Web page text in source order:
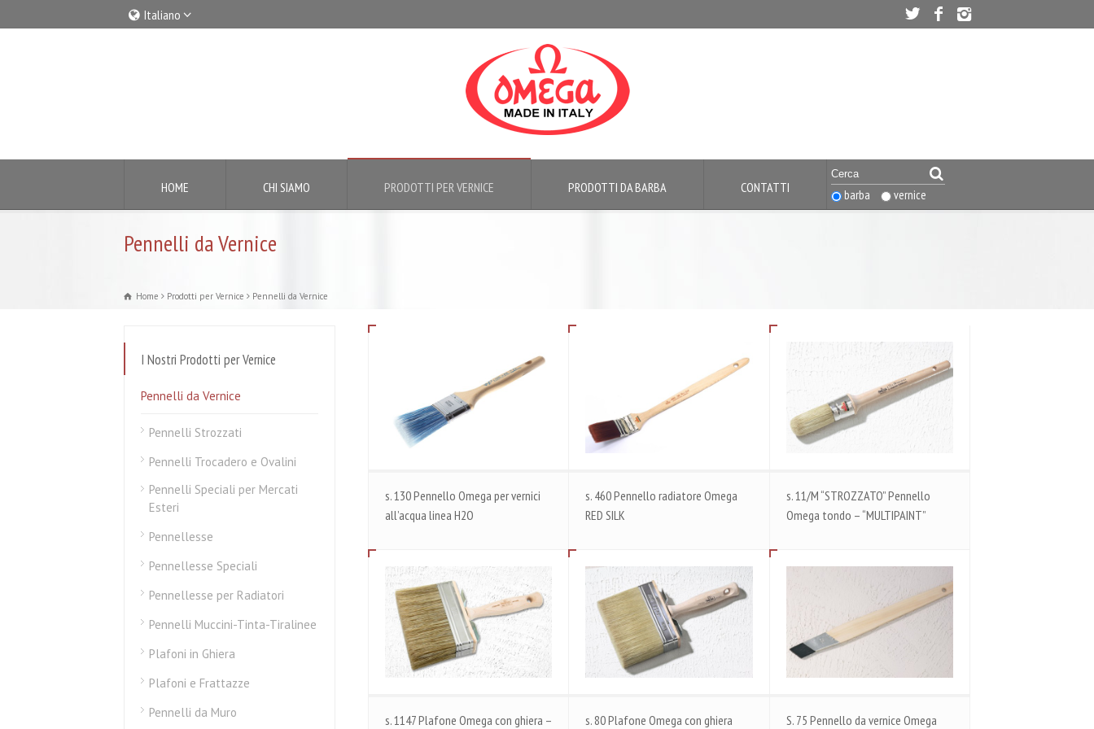
Italiano
HOME CHI SIAMO PRODOTTI PER VERNICE PRODOTTI DA BARBA CONTATTI barba vernice
Pennelli da Vernice
Home Prodotti per Vernice Pennelli da Vernice
s. 130 Pennello Omega per vernici
all’acqua linea H2O
s. 460 Pennello radiatore Omega
RED SILK
s. 11/M “STROZZATO” Pennello
Omega tondo – “MULTIPAINT”
s. 1147 Plafone Omega con ghiera –
s. 80 Plafone Omega con ghiera
S. 75 Pennello da vernice Omega
I Nostri Prodotti per Vernice
Pennelli da Vernice
Pennelli Strozzati
Pennelli Trocadero e Ovalini
Pennelli Speciali per Mercati
Esteri
Pennellesse
Pennellesse Speciali
Pennellesse per Radiatori
Pennelli Muccini-Tinta-Tiralinee
Plafoni in Ghiera
Plafoni e Frattazze
Pennelli da Muro